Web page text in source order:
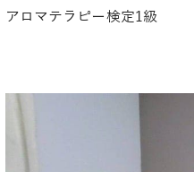
アロマテラピー検定1級